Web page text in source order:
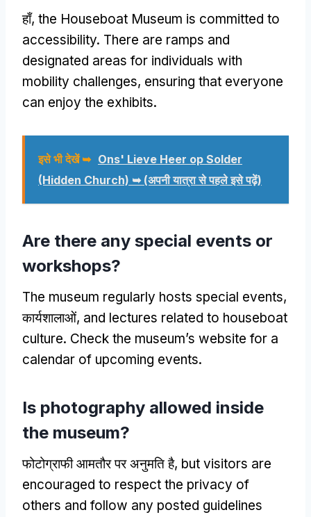
हाँ, the Houseboat Museum is committed to
accessibility. There are ramps and
designated areas for individuals with
mobility challenges, ensuring that everyone
can enjoy the exhibits.
इसे भी देखें ➥ Ons' Lieve Heer op Solder
(Hidden Church) ➥ (अपनी यात्रा से पहले इसे पढ़ें)
Are there any special events or
workshops?
The museum regularly hosts special events,
कार्यशालाओं, and lectures related to houseboat
culture. Check the museum’s website for a
calendar of upcoming events.
Is photography allowed inside
the museum?
फोटोग्राफी आमतौर पर अनुमति है, but visitors are
encouraged to respect the privacy of
others and follow any posted guidelines